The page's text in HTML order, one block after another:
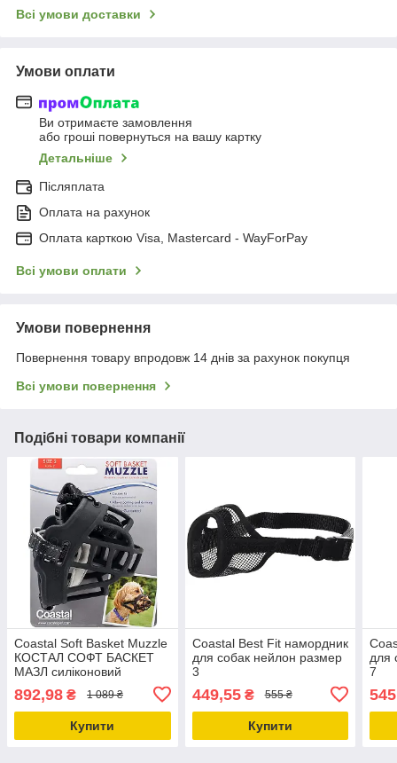
Всі умови доставки
Умови оплати
Ви отримаєте замовлення
або гроші повернуться на вашу картку
Детальніше
Післяплата
Оплата на рахунок
Оплата карткою Visa, Mastercard - WayForPay
Всі умови оплати
Умови повернення
Повернення товару впродовж 14 днів за рахунок покупця
Всі умови повернення
Подібні товари компанії
Coastal Soft Basket Muzzle
КОСТАЛ СОФТ БАСКЕТ
МАЗЛ силіконовий
размер 2
892,98 ₴ 1 089 ₴
Купити
Coastal Best Fit намордник
для собак нейлон размер
3
449,55₴ 555 ₴
Купити
для
7